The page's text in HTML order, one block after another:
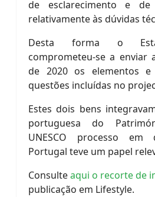
de esclarecimento e de
relativamente às dúvidas
Desta forma o
comprometeu-se a enviar
de 2020 os elementos
questões incluídas no
Estes dois bens
portuguesa do
UNESCO processo em
Portugal teve um papel
Consulteaqui o recorte de
publicação em Lifestyle.